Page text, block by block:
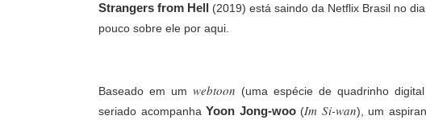
Strangers from Hell (2019) está saindo da Netflix Brasil no
pouco sobre ele por aqui.
Baseado em um webtoon (uma espécie de quadrinho
seriado acompanhaYoon Jong-woo(Im Si-wan), um